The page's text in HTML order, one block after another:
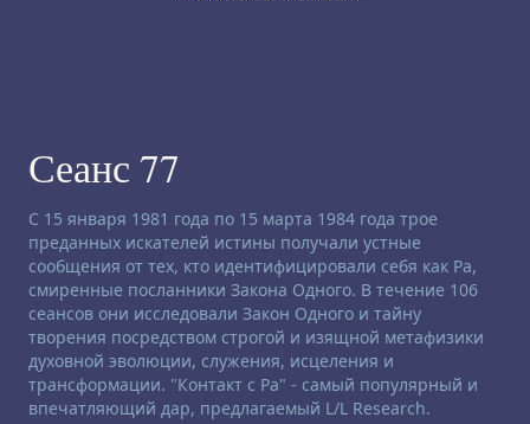
Сеанс 77
Заявление об отказе от ответственности:
С 15 января 1981 года по 15 марта 1984 года трое
преданных искателей истины получали устные
сообщения от тех, кто идентифицировали себя как Ра,
смиренные посланники Закона Одного. В течение 106
сеансов они исследовали Закон Одного и тайну
творения посредством строгой и изящной метафизики
духовной эволюции, служения, исцеления и
трансформации. "Контакт с Ра" - самый популярный и
впечатляющий дар, предлагаемый L/L Research.